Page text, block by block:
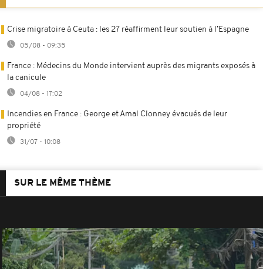
Crise migratoire à Ceuta : les 27 réaffirment leur soutien à l’Espagne
05/08 - 09:35
France : Médecins du Monde intervient auprès des migrants exposés à
la canicule
04/08 - 17:02
Incendies en France : George et Amal Clonney évacués de leur
propriété
31/07 - 10:08
SUR LE MÊME THÈME